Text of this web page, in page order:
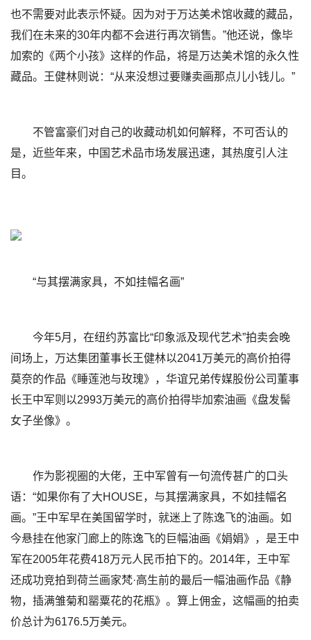
也不需要对此表示怀疑。因为对于万达美术馆收藏的藏品，
我们在未来的30年内都不会进行再次销售。”他还说，像毕
加索的《两个小孩》这样的作品，将是万达美术馆的永久性
藏品。王健林则说：“从来没想过要赚卖画那点儿小钱儿。”
不管富豪们对自己的收藏动机如何解释，不可否认的
是，近些年来，中国艺术品市场发展迅速，其热度引人注
目。
“与其摆满家具，不如挂幅名画”
今年5月，在纽约苏富比“印象派及现代艺术”拍卖会晚
间场上，万达集团董事长王健林以2041万美元的高价拍得
莫奈的作品《睡莲池与玫瑰》，华谊兄弟传媒股份公司董事
长王中军则以2993万美元的高价拍得毕加索油画《盘发髻
女子坐像》。
作为影视圈的大佬，王中军曾有一句流传甚广的口头
语：“如果你有了大HOUSE，与其摆满家具，不如挂幅名
画。”王中军早在美国留学时，就迷上了陈逸飞的油画。如
今悬挂在他家门廊上的陈逸飞的巨幅油画《娟娟》，是王中
军在2005年花费418万元人民币拍下的。2014年，王中军
还成功竞拍到荷兰画家梵·高生前的最后一幅油画作品《静
物，插满雏菊和罂粟花的花瓶》。算上佣金，这幅画的拍卖
价总计为6176.5万美元。